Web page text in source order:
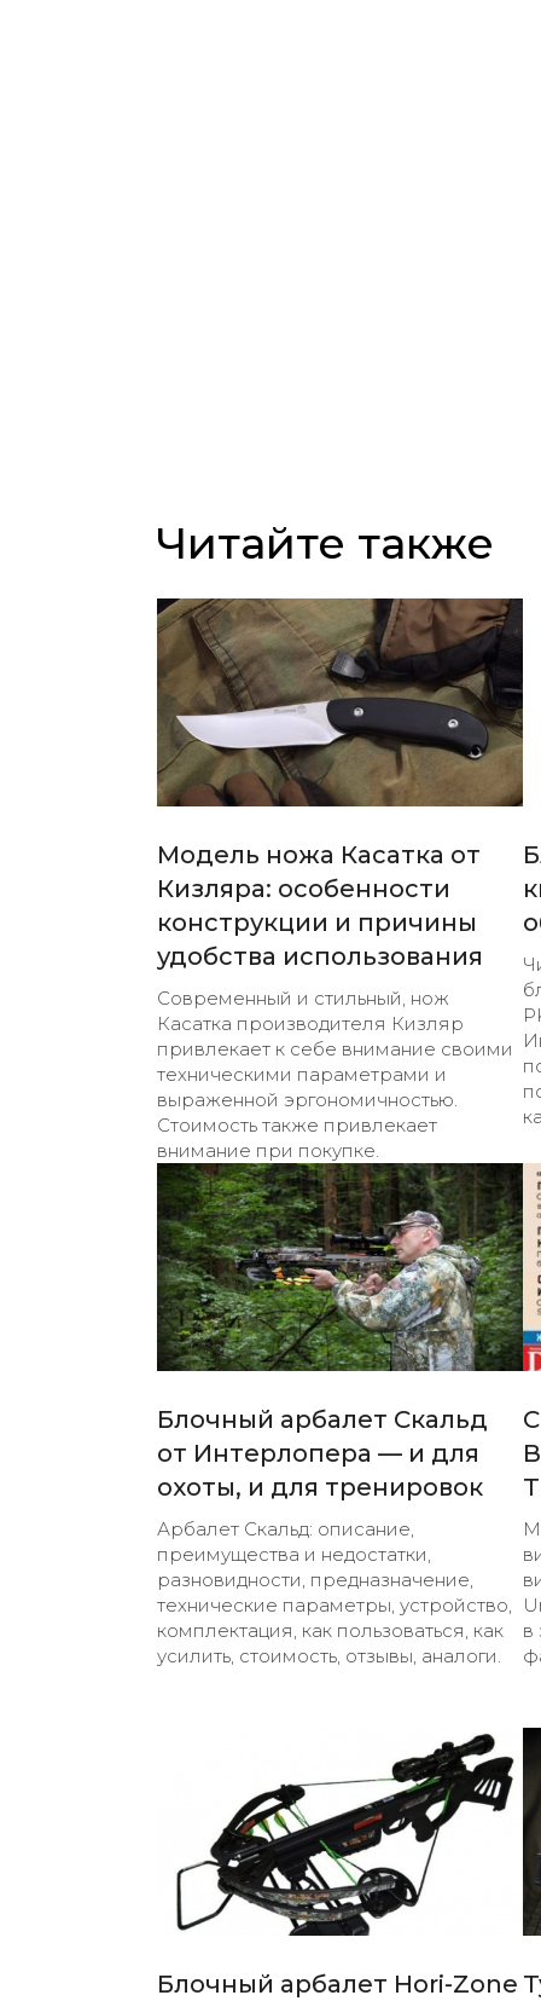
Читайте также
Модель ножа Касатка от
Кизляра: особенности
конструкции и причины
удобства использования
Современный и стильный, нож
Касатка производителя Кизляр
привлекает к себе внимание своими
техническими параметрами и
выраженной эргономичностью.
Стоимость также привлекает
внимание при покупке.
Блочный арбалет Скальд
от Интерлопера — и для
охоты, и для тренировок
Арбалет Скальд: описание,
преимущества и недостатки,
разновидности, предназначение,
технические параметры, устройство,
комплектация, как пользоваться, как
усилить, стоимость, отзывы, аналоги.
в
Блочный арбалет Hori-Zone